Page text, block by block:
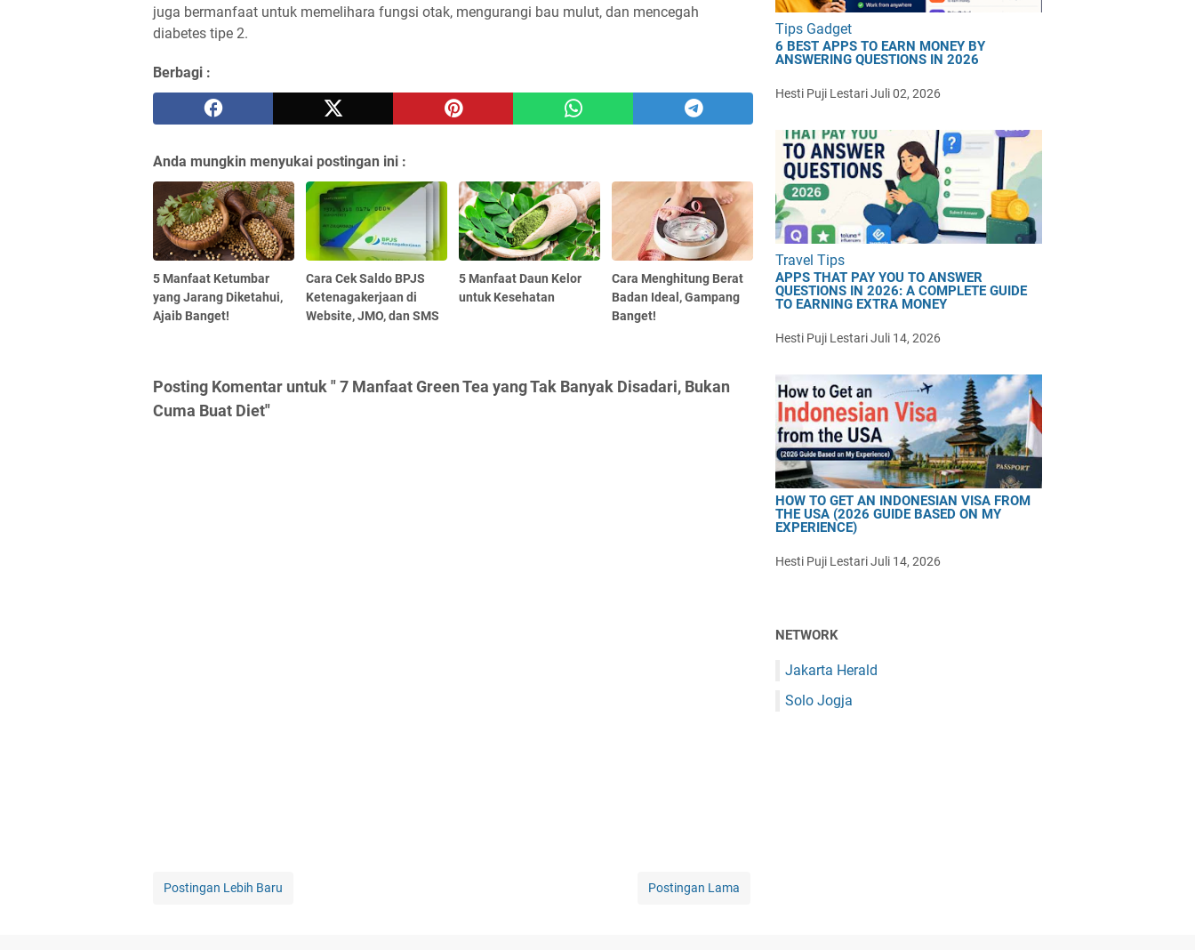
juga bermanfaat untuk memelihara fungsi otak, mengurangi bau mulut, dan mencegah
diabetes tipe 2.
Berbagi :
Anda mungkin menyukai postingan ini :
5 Manfaat Ketumbar
yang Jarang Diketahui,
Ajaib Banget!
Cara Cek Saldo BPJS
Ketenagakerjaan di
Website, JMO, dan SMS
5 Manfaat Daun Kelor
untuk Kesehatan
Cara Menghitung Berat
Badan Ideal, Gampang
Banget!
Posting Komentar untuk " 7 Manfaat Green Tea yang Tak Banyak Disadari, Bukan
Cuma Buat Diet"
Postingan Lebih Baru Postingan Lama
Tips Gadget
6 BEST APPS TO EARN MONEY BY
ANSWERING QUESTIONS IN 2026
Hesti Puji LestariJuli 02, 2026
Travel Tips
APPS THAT PAY YOU TO ANSWER
QUESTIONS IN 2026: A COMPLETE GUIDE
TO EARNING EXTRA MONEY
Hesti Puji LestariJuli 14, 2026
HOW TO GET AN INDONESIAN VISA FROM
THE USA (2026 GUIDE BASED ON MY
EXPERIENCE)
Hesti Puji LestariJuli 14, 2026
NETWORK
Jakarta Herald
Solo Jogja